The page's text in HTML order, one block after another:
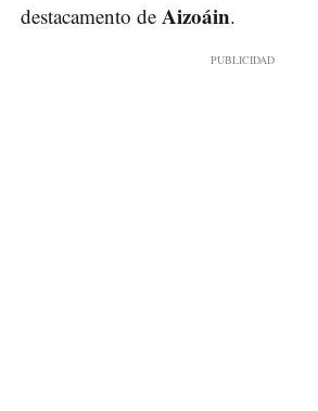
destacamento de Aizoáin.